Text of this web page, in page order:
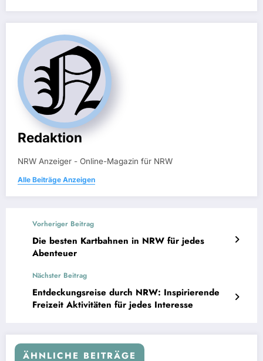
Redaktion
NRW Anzeiger - Online-Magazin für NRW
Alle Beiträge Anzeigen
Vorheriger Beitrag
Die besten Kartbahnen in NRW für jedes
Abenteuer
Nächster Beitrag
Entdeckungsreise durch NRW: Inspirierende
Freizeit Aktivitäten für jedes Interesse
ÄHNLICHE BEITRÄGE